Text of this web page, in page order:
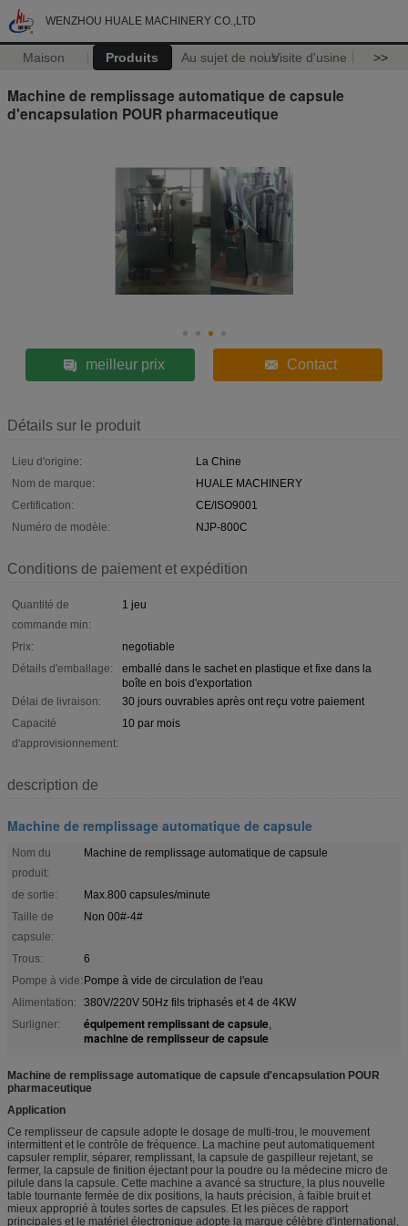
WENZHOU HUALE MACHINERY CO.,LTD
Maison Produits Au sujet de nousVisite d'usine >>
Machine de remplissage automatique de capsule
d'encapsulation POUR pharmaceutique
meilleur prix Contact
Détails sur le produit
Lieu d'origine:
La Chine
Nom de marque:
HUALE MACHINERY
Certification:
CE/ISO9001
Numéro de modèle:
NJP-800C
Conditions de paiement et expédition
Quantité de
commande min:
1 jeu
Prix:
negotiable
Détails d'emballage:
emballé dans le sachet en plastique et fixe dans la
boîte en bois d'exportation
Délai de livraison:
30 jours ouvrables après ont reçu votre paiement
Capacité
d'approvisionnement:
10 par mois
description de
Machine de remplissage automatique de capsule
Nom du
produit:
Machine de remplissage automatique de capsule
de sortie:
Max.800 capsules/minute
Taille de
capsule:
Non 00#-4#
Trous:
6
Pompe à vide: Pompe à vide de circulation de l'eau
Alimentation:
380V/220V 50Hz fils triphasés et 4 de 4KW
Surligner:
équipement remplissant de capsule,
machine de remplisseur de capsule
Machine de remplissage automatique de capsule d'encapsulation POUR
pharmaceutique
Application
Ce remplisseur de capsule adopte le dosage de multi-trou, le mouvement
intermittent et le contrôle de fréquence. La machine peut automatiquement
capsuler remplir, séparer, remplissant, la capsule de gaspilleur rejetant, se
fermer, la capsule de finition éjectant pour la poudre ou la médecine micro de
pilule dans la capsule. Cette machine a avancé sa structure, la plus nouvelle
table tournante fermée de dix positions, la hauts précision, à faible bruit et
mieux approprié à toutes sortes de capsules. Et les pièces de rapport
principales et le matériel électronique adopte la marque célèbre d'international,